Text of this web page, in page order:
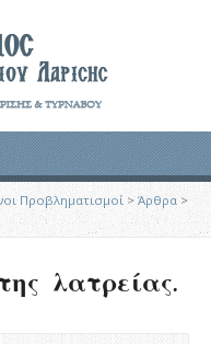
Προβληματισμοί >Άρθρα >
λατρείας.